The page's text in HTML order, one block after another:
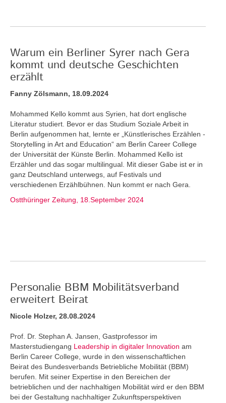
Warum ein Berliner Syrer nach Gera
kommt und deutsche Geschichten
erzählt
Fanny Zölsmann, 18.09.2024
Mohammed Kello kommt aus Syrien, hat dort englische
Literatur studiert. Bevor er das Studium Soziale Arbeit in
Berlin aufgenommen hat, lernte er „Künstlerisches Erzählen -
Storytelling in Art and Education“ am Berlin Career College
der Universität der Künste Berlin. Mohammed Kello ist
Erzähler und das sogar multilingual. Mit dieser Gabe ist er in
ganz Deutschland unterwegs, auf Festivals und
verschiedenen Erzählbühnen. Nun kommt er nach Gera.
Ostthüringer Zeitung, 18.September 2024
Personalie BBM Mobilitätsverband
erweitert Beirat
Nicole Holzer, 28.08.2024
Prof. Dr. Stephan A. Jansen, Gastprofessor im
Masterstudiengang Leadership in digitaler Innovation am
Berlin Career College, wurde in den wissenschaftlichen
Beirat des Bundesverbands Betriebliche Mobilität (BBM)
berufen. Mit seiner Expertise in den Bereichen der
betrieblichen und der nachhaltigen Mobilität wird er den BBM
bei der Gestaltung nachhaltiger Zukunftsperspektiven